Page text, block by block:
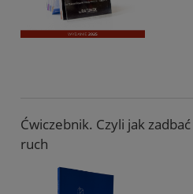
Ćwiczebnik. Czyli jak
ruch